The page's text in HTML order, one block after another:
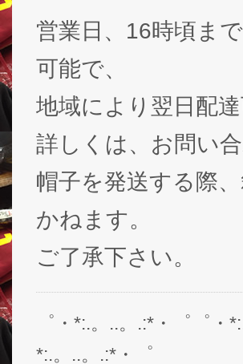
営業日、16時頃ま
可能で、
地域により翌日配
詳しくは、お問い
帽子を発送する際
かねます。
ご了承下さい。
゜・*:.。..。.:*・゜゜
*:.。..。.:*・゜